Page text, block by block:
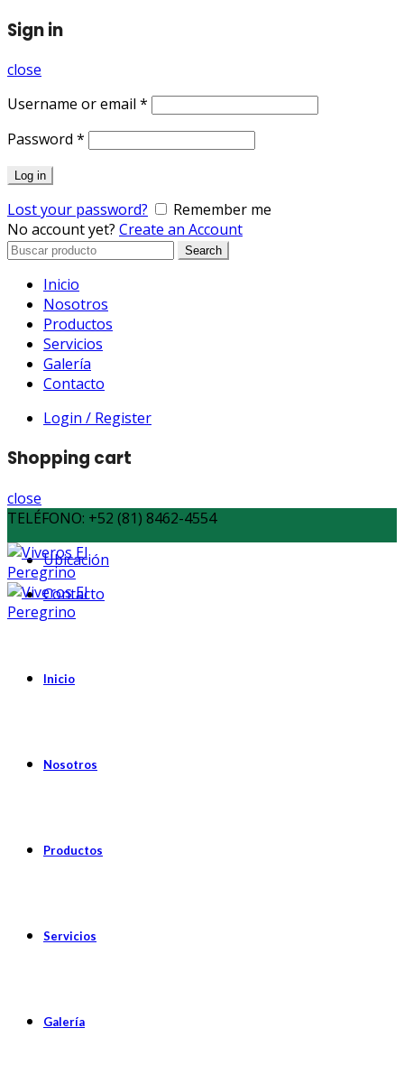
Sign in
close
Username or email *
Password *
Log in
Lost your password?
Remember me
No account yet? Create an Account
Search
Search
Inicio
Nosotros
Productos
Servicios
Galería
Contacto
Login / Register
Shopping cart
close
TELÉFONO: +52 (81) 8462-4554
Ubicación
Contacto
Inicio
Nosotros
Productos
Servicios
Galería